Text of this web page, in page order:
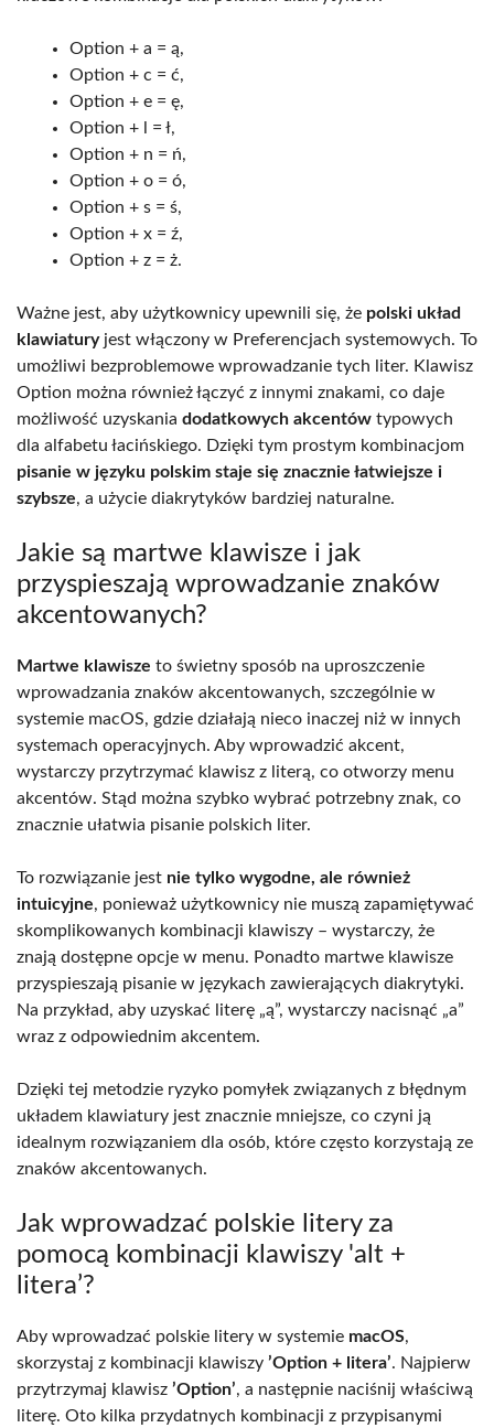
Option + a = ą,
Option + c = ć,
Option + e = ę,
Option + l = ł,
Option + n = ń,
Option + o = ó,
Option + s = ś,
Option + x = ź,
Option + z = ż.
Ważne jest, aby użytkownicy upewnili się, że polski układ
klawiaturyjest włączony w Preferencjach systemowych. To
umożliwi bezproblemowe wprowadzanie tych liter. Klawisz
Option można również łączyć z innymi znakami, co daje
możliwość uzyskania dodatkowych akcentów typowych
dla alfabetu łacińskiego. Dzięki tym prostym kombinacjom
pisanie w języku polskim staje się znacznie łatwiejsze i
szybsze, a użycie diakrytyków bardziej naturalne.
Jakie są martwe klawisze i jak
przyspieszają wprowadzanie znaków
akcentowanych?
Martwe klawisze to świetny sposób na uproszczenie
wprowadzania znaków akcentowanych, szczególnie w
systemie macOS, gdzie działają nieco inaczej niż w innych
systemach operacyjnych. Aby wprowadzić akcent,
wystarczy przytrzymać klawisz z literą, co otworzy menu
akcentów. Stąd można szybko wybrać potrzebny znak, co
znacznie ułatwia pisanie polskich liter.
To rozwiązanie jest nie tylko wygodne, ale również
intuicyjne, ponieważ użytkownicy nie muszą zapamiętywać
skomplikowanych kombinacji klawiszy – wystarczy, że
znają dostępne opcje w menu. Ponadto martwe klawisze
przyspieszają pisanie w językach zawierających diakrytyki.
Na przykład, aby uzyskać literę „ą”, wystarczy nacisnąć „a”
wraz z odpowiednim akcentem.
Dzięki tej metodzie ryzyko pomyłek związanych z błędnym
układem klawiatury jest znacznie mniejsze, co czyni ją
idealnym rozwiązaniem dla osób, które często korzystają ze
znaków akcentowanych.
Jak wprowadzać polskie litery za
pomocą kombinacji klawiszy 'alt +
litera’?
Aby wprowadzać polskie litery w systemie macOS,
skorzystaj z kombinacji klawiszy ’Option + litera’. Najpierw
przytrzymaj klawisz ’Option’, a następnie naciśnij właściwą
literę. Oto kilka przydatnych kombinacji z przypisanymi